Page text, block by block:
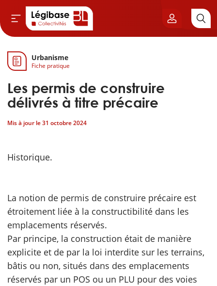
& Cimetières
& Élu local
& Finances locales
Urbanisme
Fiche pratique
Les permis de construire
délivrés à titre précaire
Mis à jour le31 octobre 2024
Historique.
La notion de permis de construire précaire est
étroitement liée à la constructibilité dans les
emplacements réservés.
Par principe, la construction était de manière
explicite et de par la loi interdite sur les terrains,
bâtis ou non, situés dans des emplacements
réservés par un POS ou un PLU pour des voies